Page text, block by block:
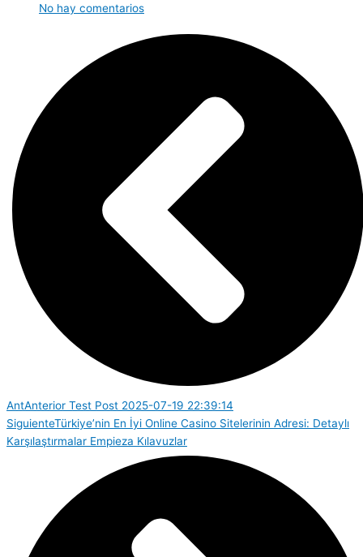
No hay comentarios
AntAnterior Test Post 2025-07-19 22:39:14
SiguienteTürkiye’nin En İyi Online Casino Sitelerinin Adresi: Detaylı
Karşılaştırmalar Empieza Kılavuzlar